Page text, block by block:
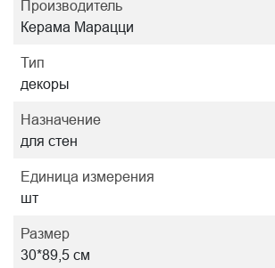
Производитель
Керама Марацци
Тип
декоры
Назначение
для стен
Единица измерения
шт
Размер
30*89,5 см